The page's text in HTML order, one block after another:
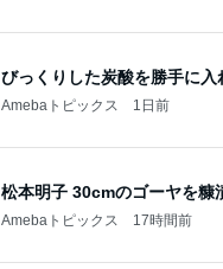
びっくりした炭酸を勝手に入
Amebaトピックス 1日前
松本明子 30cmのゴーヤを糠
Amebaトピックス 17時間前